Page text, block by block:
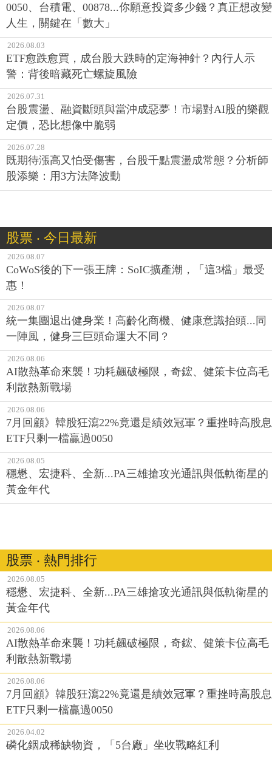
0050、台積電、00878...你願意投資多少錢？真正想改變
人生，關鍵在「數大」
2026.08.03
ETF愈跌愈買，成台股大跌時的定海神針？內行人示
警：背後暗藏死亡螺旋風險
2026.07.31
台股震盪、融資斷頭與當沖成惡夢！市場對AI股的樂觀
定價，恐比想像中脆弱
2026.07.28
既期待漲高又怕受傷害，台股千點震盪成常態？分析師
股添樂：用3方法降波動
股票 ‧ 今日最新
2026.08.07
CoWoS後的下一張王牌：SoIC擴產潮，「這3檔」最受
惠！
2026.08.07
統一集團退出健身業！高齡化商機、健康意識抬頭...同
一陣風，健身三巨頭命運大不同？
2026.08.06
AI散熱革命來襲！功耗飆破極限，奇鋐、健策卡位高毛
利散熱新戰場
2026.08.06
7月回顧》韓股狂瀉22%竟還是績效冠軍？重挫時高股息
ETF只剩一檔贏過0050
2026.08.05
穩懋、宏捷科、全新...PA三雄搶攻光通訊與低軌衛星的
黃金年代
股票 ‧ 熱門排行
2026.08.05
穩懋、宏捷科、全新...PA三雄搶攻光通訊與低軌衛星的
黃金年代
2026.08.06
AI散熱革命來襲！功耗飆破極限，奇鋐、健策卡位高毛
利散熱新戰場
2026.08.06
7月回顧》韓股狂瀉22%竟還是績效冠軍？重挫時高股息
ETF只剩一檔贏過0050
2026.04.02
磷化銦成稀缺物資，「5台廠」坐收戰略紅利